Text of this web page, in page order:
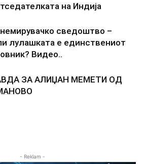
на Индија
сведоштво –
лулашката е единствениот
Видео..
ЗА АЛИЏАН МЕМЕТИ ОД
- Reklam -